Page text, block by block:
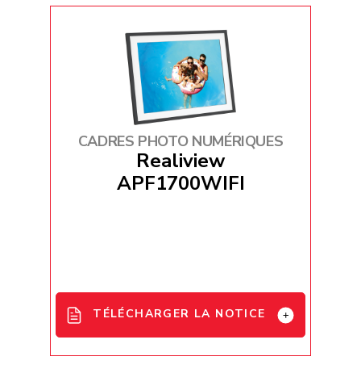
/ IT / ES / PL
APF1000 User Manual - RO
CADRES PHOTO NUMÉRIQUES
Realiview
APF1700WIFI
TÉLÉCHARGER LA NOTICE